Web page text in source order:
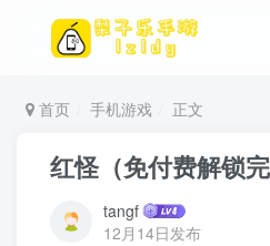
首页 手机游戏 正文
红怪（免付费解锁完
tangf
12月14日发布